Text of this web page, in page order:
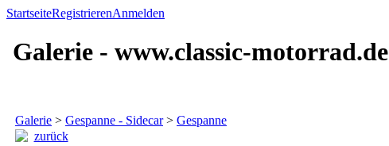
StartseiteRegistrierenAnmelden
Galerie - www.classic-motorrad.de
Galerie > Gespanne - Sidecar> Gespanne